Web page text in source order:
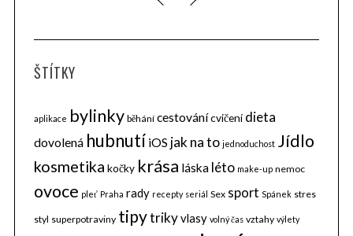
ŠTÍTKY
aplikace bylinky běhání cestovánícvičení dieta
dovolená hubnutí iOS jak na to jednoduchost Jídlo
kosmetika kočky krása láska léto make-up nemoc
ovoce pleť Praha rady recepty seriál Sex sport Spánek stres
styl superpotraviny tipytrikyvlasy volný čas vztahy výlety